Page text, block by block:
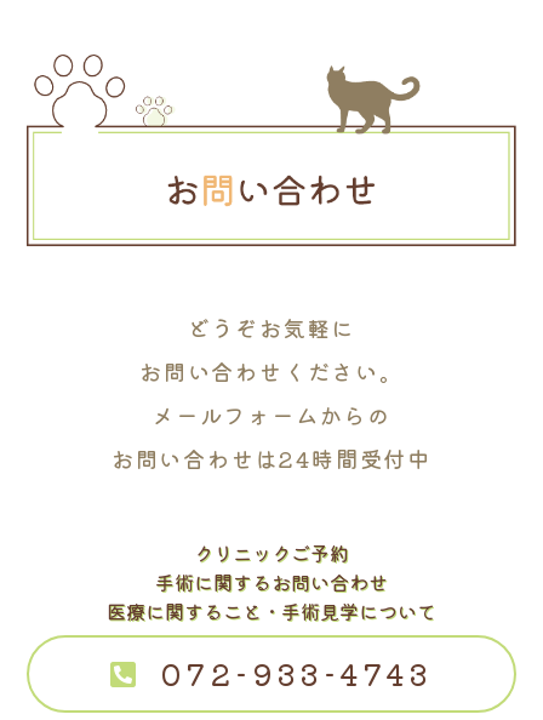
どうぞお気軽に
お問い合わせください。
メールフォームからの
お問い合わせは24時間受付中
クリニックご予約
手術に関するお問い合わせ
医療に関すること・手術見学について
072-933-4743